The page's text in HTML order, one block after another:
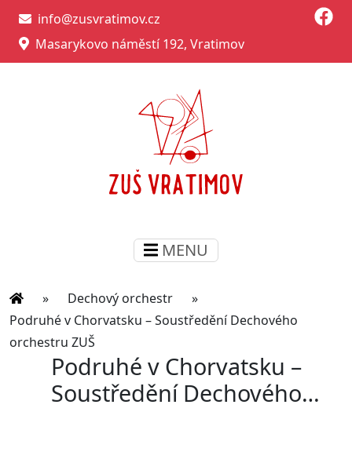
info@zusvratimov.cz
Masarykovo náměstí 192, Vratimov
MENU
» Dechový orchestr
»
Podruhé v Chorvatsku – Soustředění Dechového
orchestru ZUŠ
Podruhé v Chorvatsku –
Soustředění Dechového